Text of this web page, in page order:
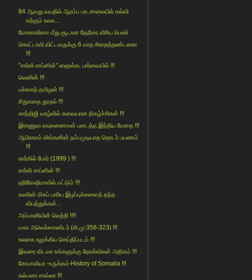
84 ஆவது வயதில் ஆரம்ப பாடசாலையில் கல்வி
கற்கும் உலக...
மோனாலிஸா மீது சூடான தேநீரை வீசிய பெண்
கொட்டாவி விட்டவருக்கு 6 மாத சிறைத்தண்டனை
!!!
"சார்லி சாப்ளின்" ஹைக்கூ பார்வையில் !!!
லெனின் !!!
பச்சைத் தமிழன் !!!
சிறுகதை தூறல் !!!
காந்திஜி வாழ்வில் சுவையான நிகழ்ச்சிகள் !!!
இராணுவ ஏவுகணைகள் படைத்த இந்திய மேதை !!!
ஆபிரகாம் லிங்கனின் நம்பமுடியாத தொடர் பயணம்
!!!
கார்கில் போர் (1999 ) !!!
சார்லி சாப்ளின் !!!
ஹிரோஷிமாவில் மட்டும் !!!
உலகின் மிகப் பாரிய இழப்புக்களைத் தந்த
விபத்துக்கள்...
அம்பானியின் வெற்றி !!!!
மகா அலெக்ஸாண்டர் (கி.மு:356-323) !!!
உலகை உலுக்கிய செய்திப்படம் !!!
இவரை விடவா உங்களுக்கு தோல்விகள் அதிகம் !!!
சோமாலியா -உருக்கம்-History of Somalia !!!
கல்பனா சாவ்லா !!!